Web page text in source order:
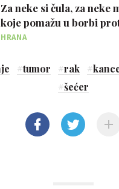
Za neke si čula, za neke
koje pomažu u borbi
HRANA
#tumor #rak #
#šećer